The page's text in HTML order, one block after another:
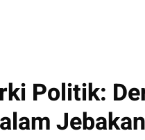
Politik: